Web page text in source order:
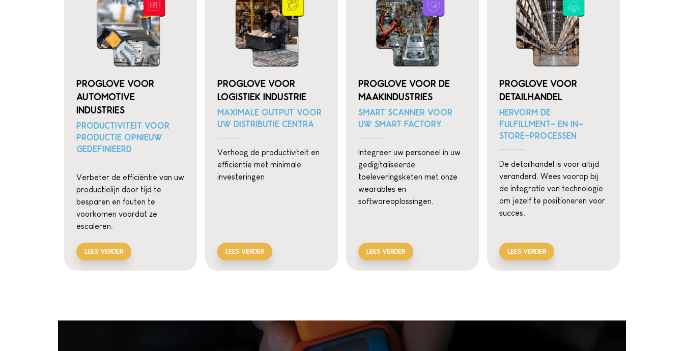
PROGLOVE VOOR
AUTOMOTIVE
INDUSTRIES
PRODUCTIVITEIT VOOR
PRODUCTIE OPNIEUW
GEDEFINIEERD
Verbeter de efficiëntie van uw
productielijn door tijd te
besparen en fouten te
voorkomen voordat ze
escaleren.
LEES VERDER
PROGLOVE VOOR
LOGISTIEK INDUSTRIE
MAXIMALE OUTPUT VOOR
UW DISTRIBUTIE CENTRA
Verhoog de productiviteit en
efficiëntie met minimale
investeringen
LEES VERDER
PROGLOVE VOOR DE
MAAKINDUSTRIES
SMART SCANNER VOOR
UW SMART FACTORY
Integreer uw personeel in uw
gedigitaliseerde
toeleveringsketen met onze
wearables en
softwareoplossingen.
LEES VERDER
PROGLOVE VOOR
DETAILHANDEL
HERVORM DE
FULFILLMENT- EN IN-
STORE-PROCESSEN
De detailhandel is voor altijd
veranderd. Wees voorop bij
de integratie van technologie
om jezelf te positioneren voor
succes.
LEES VERDER